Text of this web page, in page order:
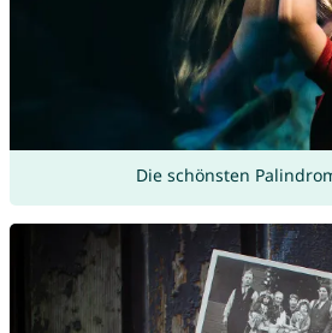
Die schönsten